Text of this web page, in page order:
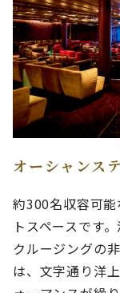
オーシャンス
約300名収容可
トスペースです
クルージングの
は、文字通り洋